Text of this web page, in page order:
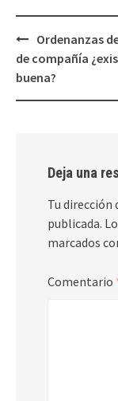
Navegación
de
entradas
Ordenanzas
de compañía
buena?
Deja una
Tu dirección
publicada.
marcados
Comentario